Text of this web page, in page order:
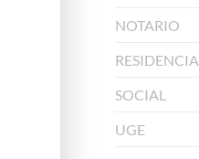
NOTARIO
RESIDENCIA
SOCIAL
UGE